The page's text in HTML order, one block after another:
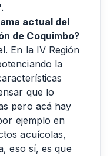
actual del
de Coquimbo?
En la IV Región
la
que lo
pero acá hay
ejemplo en
acuícolas,
eso sí, es que